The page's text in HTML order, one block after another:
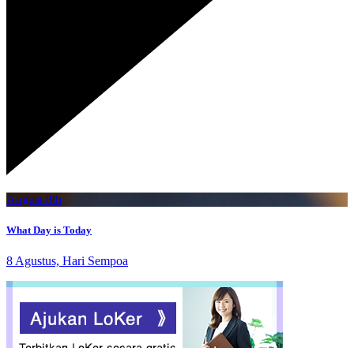
August 8th
What Day is Today
8 Agustus, Hari Sempoa